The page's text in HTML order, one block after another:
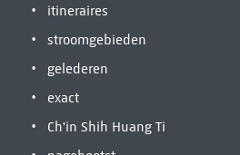
itineraires
stroomgebieden
gelederen
exact
Ch'in Shih Huang Ti